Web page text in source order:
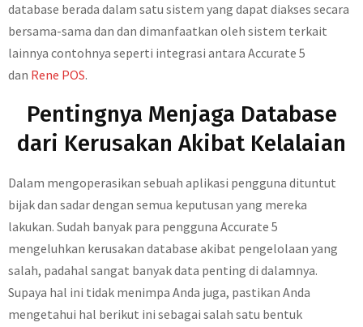
database berada dalam satu sistem yang dapat diakses secara
bersama-sama dan dan dimanfaatkan oleh sistem terkait
lainnya contohnya seperti integrasi antara Accurate 5
dan Rene POS.
Pentingnya Menjaga Database
dari Kerusakan Akibat Kelalaian
Dalam mengoperasikan sebuah aplikasi pengguna dituntut
bijak dan sadar dengan semua keputusan yang mereka
lakukan. Sudah banyak para pengguna Accurate 5
mengeluhkan kerusakan database akibat pengelolaan yang
salah, padahal sangat banyak data penting di dalamnya.
Supaya hal ini tidak menimpa Anda juga, pastikan Anda
mengetahui hal berikut ini sebagai salah satu bentuk